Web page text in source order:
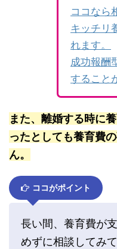
ココなら
キッチリ
れます。
成功報酬
すること
また、離婚する時に
ったとしても養育費
ん。
ココがポイント
長い間、養育費が
めずに相談してみて